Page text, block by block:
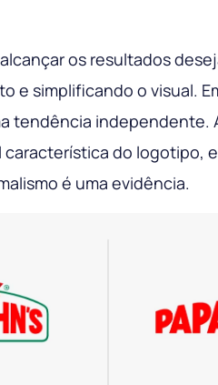
os resultados
e simplificando o visual.
tendência independente.
característica do logotipo,
é uma evidência.